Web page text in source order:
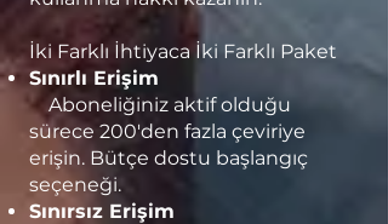
İki Farklı İhtiyaca İki Farklı Paket
Sınırlı Erişim
Aboneliğiniz aktif olduğu
sürece 200'den fazla çeviriye
erişin. Bütçe dostu başlangıç
seçeneği.
Sınırsız Erişim